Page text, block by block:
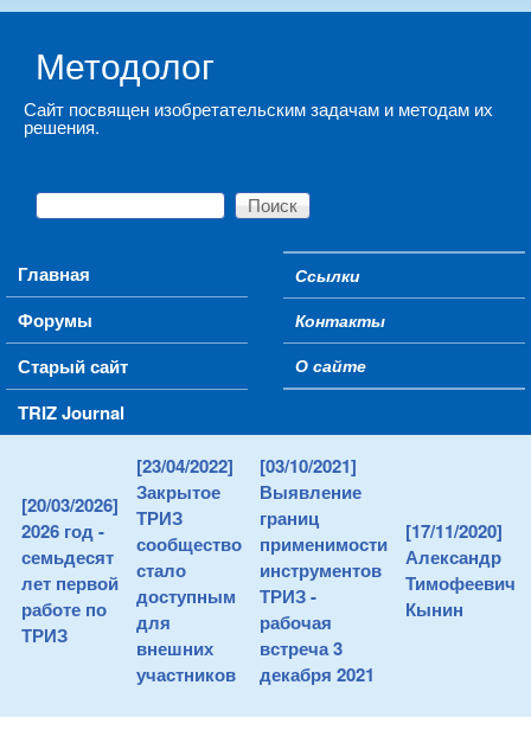
Методолог
Сайт посвящен изобретательским задачам и методам их
решения.
Форма поиска
Поиск
Main menu
Главная
Форумы
Старый сайт
TRIZ Journal
Secondary menu
Ссылки
Контакты
О сайте
[20/03/2026]
2026 год -
семьдесят
лет первой
работе по
ТРИЗ
[23/04/2022]
Закрытое
ТРИЗ
сообщество
стало
доступным
для
внешних
участников
[03/10/2021]
Выявление
границ
применимости
инструментов
ТРИЗ -
рабочая
встреча 3
декабря 2021
[17/11/2020]
Александр
Тимофеевич
Кынин